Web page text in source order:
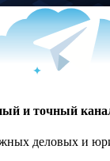
и точный
деловых и